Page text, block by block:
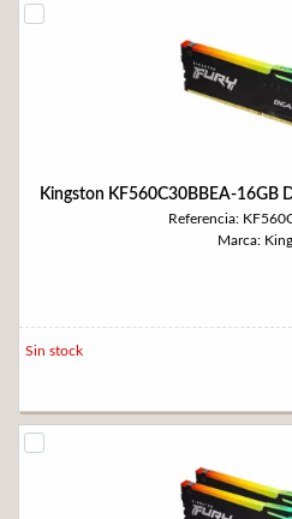
Kingston KF560C30BBEA-16GB
Referencia:
Marca:
Sin stock